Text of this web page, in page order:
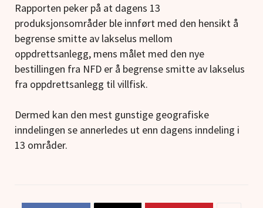
Rapporten peker på at dagens 13
produksjonsområder ble innført med den hensikt å
begrense smitte av lakselus mellom
oppdrettsanlegg, mens målet med den nye
bestillingen fra NFD er å begrense smitte av lakselus
fra oppdrettsanlegg til villfisk.
Dermed kan den mest gunstige geografiske
inndelingen se annerledes ut enn dagens inndeling i
13 områder.